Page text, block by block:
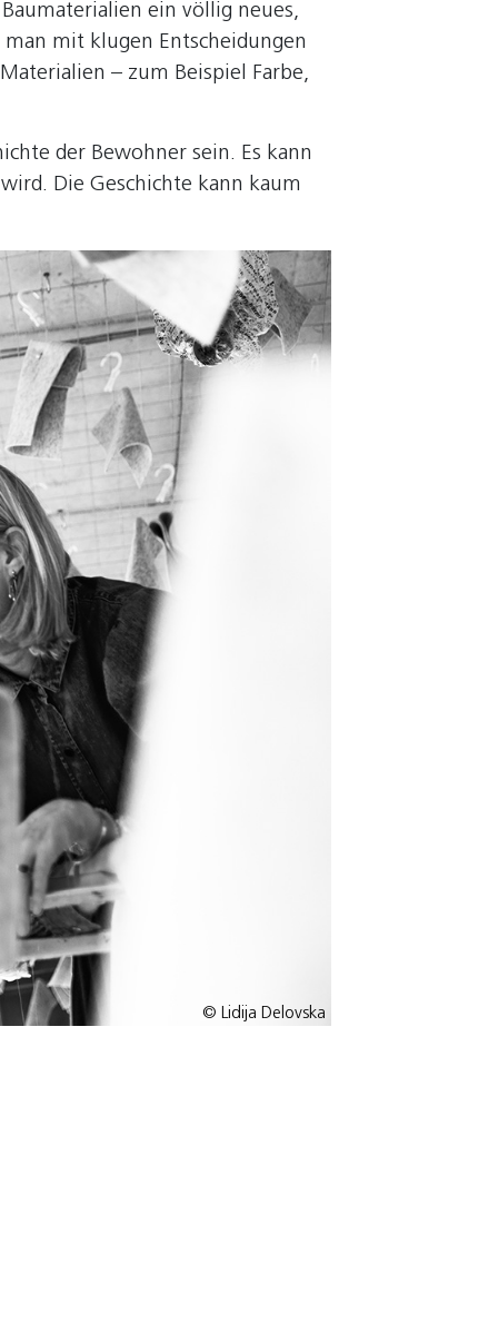
ein völlig neues,
man mit klugen Entscheidungen
– zum Beispiel Farbe,
der Bewohner sein. Es kann
Die Geschichte kann kaum
© Lidija Delovska